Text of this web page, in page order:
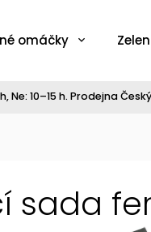
omáčky
Ne: 10–15 h. Prodejna
sada